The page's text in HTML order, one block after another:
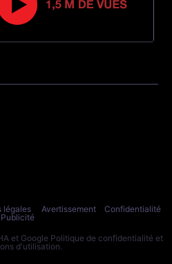
légales Avertissement
Confidentialité
Publicité
et Google Politique de confidentialité et
d'utilisation.